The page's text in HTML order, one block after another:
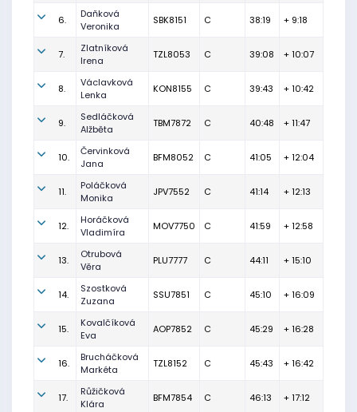
6.
Daňková
Veronika
SBK8151 C 38:19 + 9:18
7.
Zlatníková
Irena
TZL8053 C 39:08 + 10:07
8.
Václavková
Lenka
KON8155 C 39:43 + 10:42
9.
Sedláčková
Alžběta
TBM7872 C 40:48 + 11:47
10.
Červinková
Jana
BFM8052 C 41:05 + 12:04
11.
Poláčková
Monika
JPV7552 C 41:14 + 12:13
12.
Horáčková
Vladimíra
MOV7750 C 41:59 + 12:58
13.
Otrubová
Věra
PLU7777 C 44:11 + 15:10
14.
Szostková
Zuzana
SSU7851 C 45:10 + 16:09
15.
Kovalčíková
Eva
AOP7852 C 45:29 + 16:28
16.
Brucháčková
Markéta
TZL8152 C 45:43 + 16:42
17.
Růžičková
Klára
BFM7854 C 46:13 + 17:12